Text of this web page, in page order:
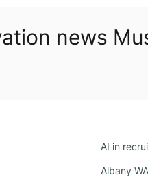
news
AI in
Albany